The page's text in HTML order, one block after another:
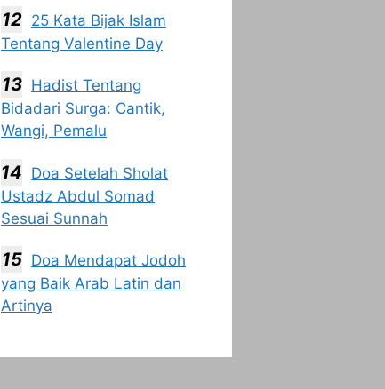
25 Kata Bijak Islam
Tentang Valentine Day
Hadist Tentang
Bidadari Surga: Cantik,
Wangi, Pemalu
Doa Setelah Sholat
Ustadz Abdul Somad
Sesuai Sunnah
Doa Mendapat Jodoh
yang Baik Arab Latin dan
Artinya